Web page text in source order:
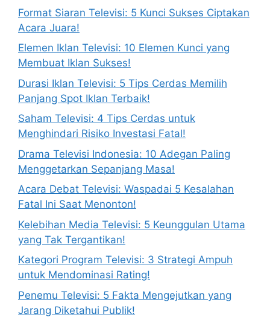
Format Siaran Televisi: 5 Kunci Sukses Ciptakan
Acara Juara!
Elemen Iklan Televisi: 10 Elemen Kunci yang
Membuat Iklan Sukses!
Durasi Iklan Televisi: 5 Tips Cerdas Memilih
Panjang Spot Iklan Terbaik!
Saham Televisi: 4 Tips Cerdas untuk
Menghindari Risiko Investasi Fatal!
Drama Televisi Indonesia: 10 Adegan Paling
Menggetarkan Sepanjang Masa!
Acara Debat Televisi: Waspadai 5 Kesalahan
Fatal Ini Saat Menonton!
Kelebihan Media Televisi: 5 Keunggulan Utama
yang Tak Tergantikan!
Kategori Program Televisi: 3 Strategi Ampuh
untuk Mendominasi Rating!
Penemu Televisi: 5 Fakta Mengejutkan yang
Jarang Diketahui Publik!